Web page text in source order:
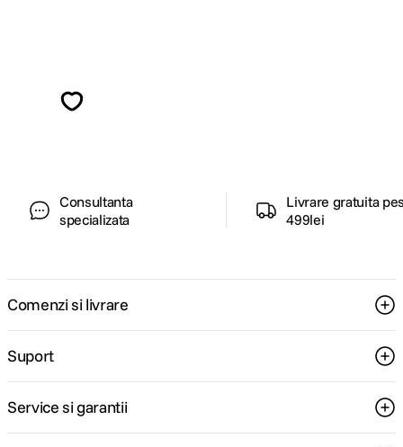
Consultanta
specializata
Livrare gratuita
499lei
Comenzi si livrare
Suport
Service si garantii